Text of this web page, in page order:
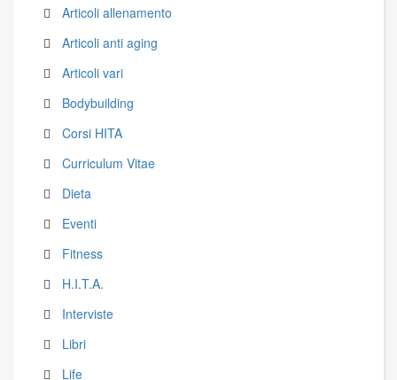
Articoli allenamento
Articoli anti aging
Articoli vari
Bodybuilding
Corsi HITA
Curriculum Vitae
Dieta
Eventi
Fitness
H.I.T.A.
Interviste
Libri
Life